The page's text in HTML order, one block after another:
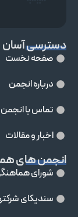
دسترسی آسان
صفحه نخست
درباره انجمن
تماس با انجمن
اخبار و مقالات
انجمن های
شورای
سندیکای